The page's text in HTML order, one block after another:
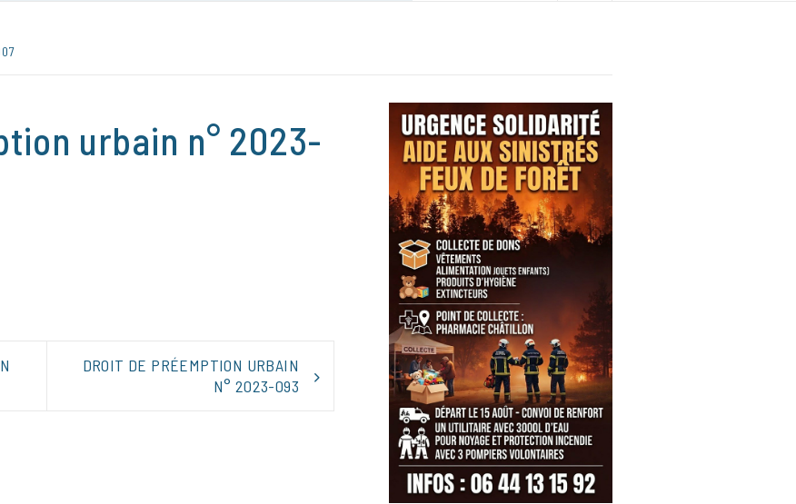
urbain n° 2023-
DROIT DE PRÉEMPTION URBAIN
N° 2023-093